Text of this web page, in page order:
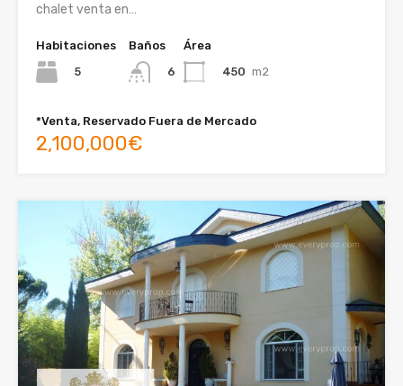
chalet venta en…
Habitaciones
5
Baños
6
Área
450 m2
*Venta, Reservado Fuera de Mercado
2,100,000€